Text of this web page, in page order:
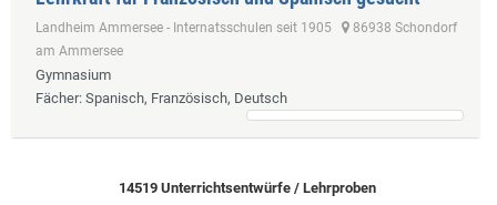
Landheim Ammersee - Internatsschulen seit 1905
86938 Schondorf
am Ammersee
Gymnasium
Fächer: Spanisch, Französisch, Deutsch
14519 Unterrichtsentwürfe / Lehrproben